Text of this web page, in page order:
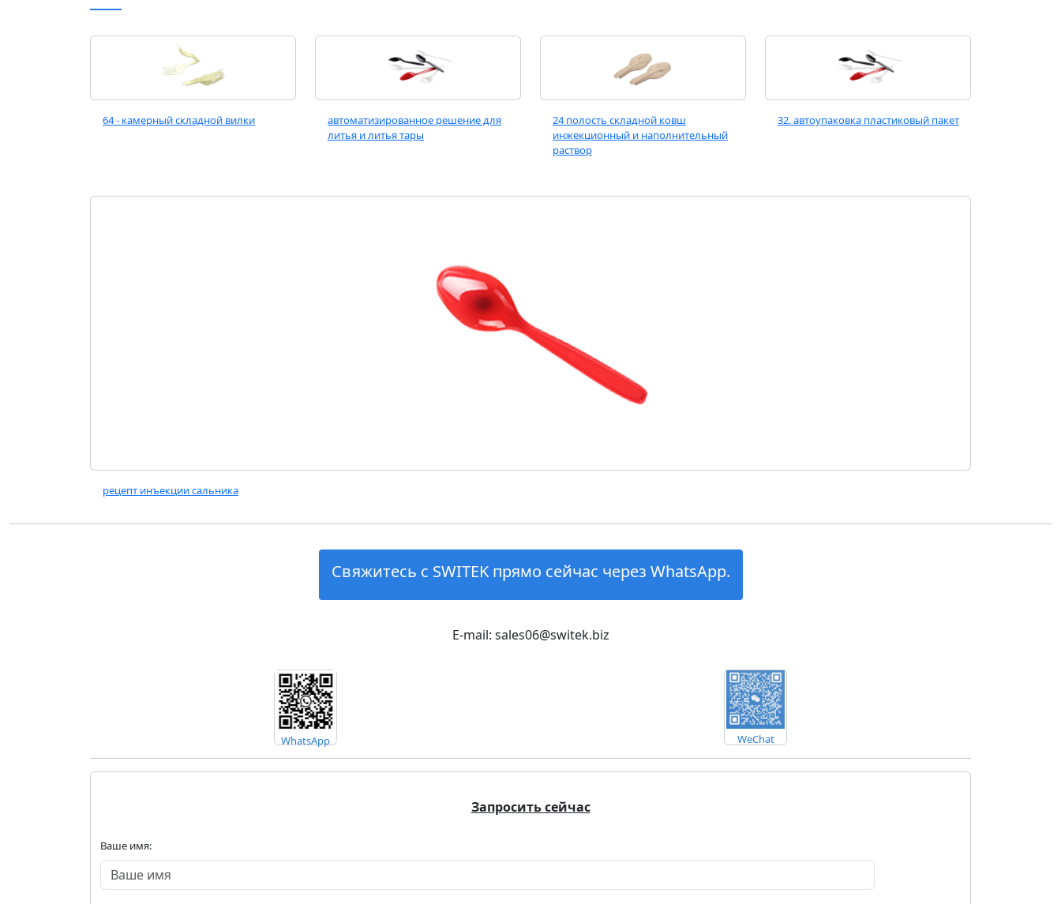
64 - камерный складной вилки
автоматизированное решение для
литья и литья тары
24 полость складной ковш
инжекционный и наполнительный
раствор
32. автоупаковка пластиковый пакет
рецепт инъекции сальника
Свяжитесь с SWITEK прямо сейчас через WhatsApp.
E-mail: sales06@switek.biz
WhatsApp WeChat
Запросить сейчас
Ваше имя: